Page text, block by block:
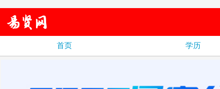
首页 学历